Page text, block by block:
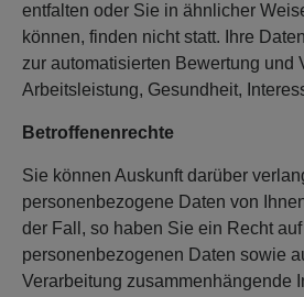
entfalten oder Sie in ähnlicher
können, finden nicht statt. Ihre
zur automatisierten Bewertung und
Arbeitsleistung, Gesundheit,
Betroffenenrechte
Sie können Auskunft darüber
personenbezogene Daten von
der Fall, so haben Sie ein Recht
personenbezogenen Daten sowie
Verarbeitung zusammenhängende